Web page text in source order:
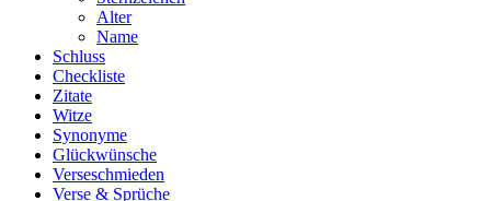
Alter
Name
Schluss
Checkliste
Zitate
Witze
Synonyme
Glückwünsche
Verseschmieden
Verse & Sprüche